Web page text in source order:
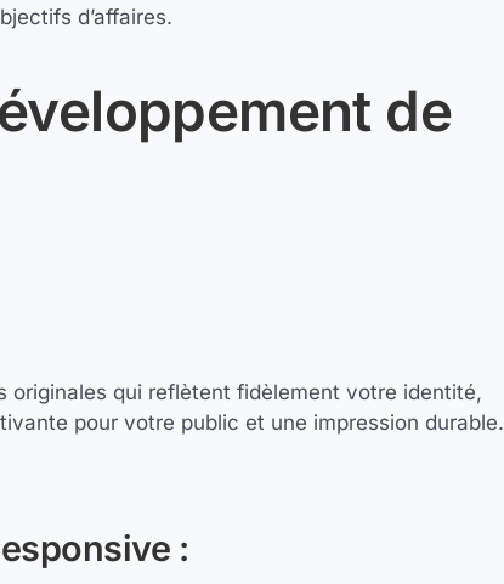
d’affaires.
de
originales qui reflètent fidèlement votre identité,
pour votre public et une impression durable.
: